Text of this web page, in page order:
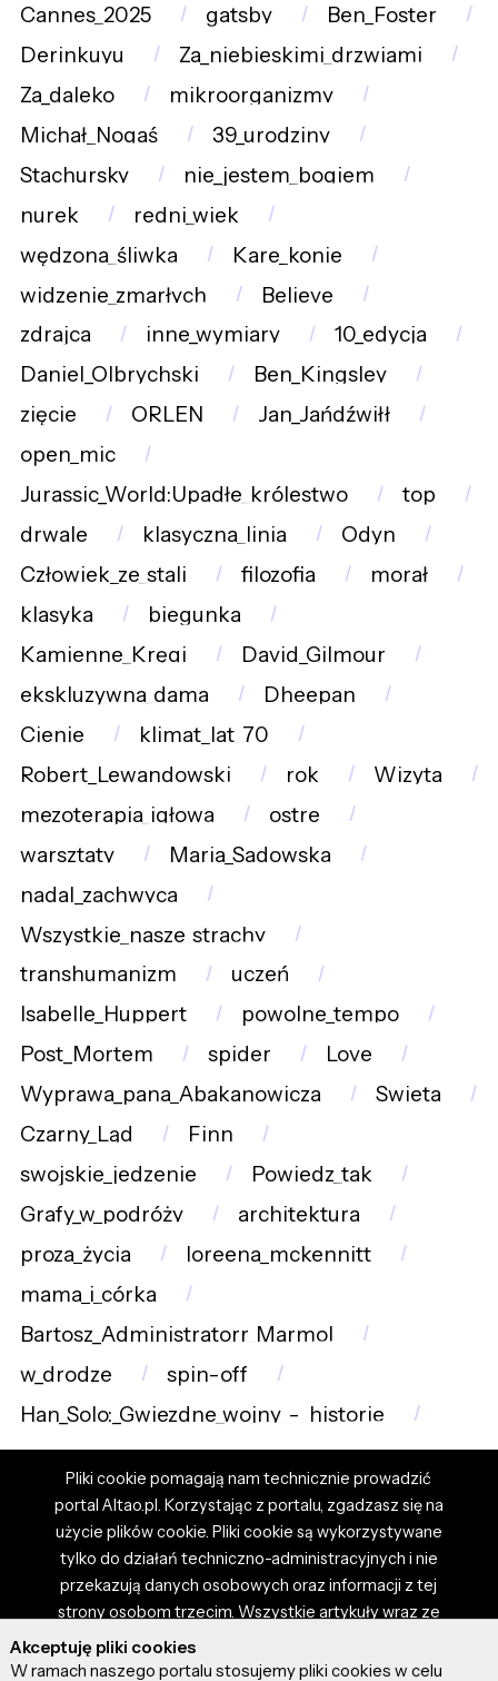
Cannes_2025
gatsby
Ben_Foster
Derinkuyu
Za_niebieskimi_drzwiami
Za_daleko
mikroorganizmy
Michał_Nogaś
39_urodziny
Stachursky
nie_jestem_bogiem
nurek
redni_wiek
wędzona_śliwka
Kare_konie
widzenie_zmarłych
Believe
zdrajca
inne_wymiary
10_edycja
Daniel_Olbrychski
Ben_Kingsley
zięcie
ORLEN
Jan_Jańdźwiłł
open_mic
Jurassic_World:Upadłe_królestwo
top
drwale
klasyczna_linia
Odyn
Człowiek_ze_stali
filozofia
morał
klasyka
biegunka
Kamienne_Kręgi
David_Gilmour
ekskluzywna_dama
Dheepan
Cienie
klimat_lat_70
Robert_Lewandowski
rok
Wizyta
mezoterapia_igłowa
ostre
warsztaty
Maria_Sadowska
nadal_zachwyca
Wszystkie_nasze_strachy
transhumanizm
uczeń
Isabelle_Huppert
powolne_tempo
Post_Mortem
spider
Love
Wyprawa_pana_Abakanowicza
Swieta
Czarny_Ląd
Finn
swojskie_jedzenie
Powiedz_tak
Grafy_w_podróży
architektura
proza_życia
loreena_mckennitt
mama_i_córka
Bartosz_Administratorr_Marmol
w_drodze
spin-off
Han_Solo:_Gwiezdne_wojny_-_historie
Pliki cookie pomagają nam technicznie prowadzić
portal Altao.pl. Korzystając z portalu, zgadzasz się na
użycie plików cookie. Pliki cookie są wykorzystywane
tylko do działań techniczno-administracyjnych i nie
przekazują danych osobowych oraz informacji z tej
strony osobom trzecim. Wszystkie artykuły wraz ze
zdjęciami i materiałami dostępnymi na portalu są
własnością użytkowników. Administrator i właściciel
Akceptuję pliki cookies
W ramach naszego portalu stosujemy pliki cookies w celu